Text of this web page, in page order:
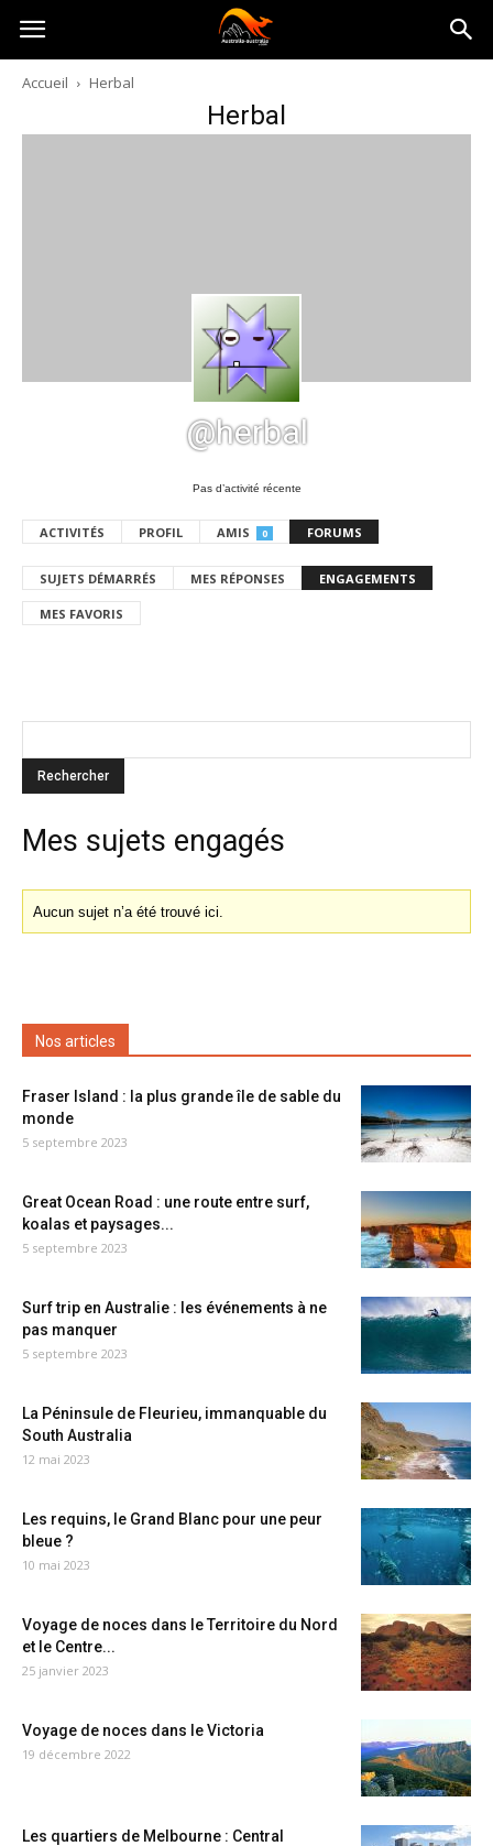
Australia-
australie.com
Accueil Herbal
Herbal
@herbal
Pas d’activité récente
ACTIVITÉS PROFIL AMIS 0 FORUMS
SUJETS DÉMARRÉS MES RÉPONSES ENGAGEMENTS
MES FAVORIS
Mes sujets engagés
Aucun sujet n’a été trouvé ici.
Nos articles
Fraser Island : la plus grande île de sable du
monde
5 septembre 2023
Great Ocean Road : une route entre surf,
koalas et paysages...
5 septembre 2023
Surf trip en Australie : les événements à ne
pas manquer
5 septembre 2023
La Péninsule de Fleurieu, immanquable du
South Australia
12 mai 2023
Les requins, le Grand Blanc pour une peur
bleue ?
10 mai 2023
Voyage de noces dans le Territoire du Nord
et le Centre...
25 janvier 2023
Voyage de noces dans le Victoria
19 décembre 2022
Les quartiers de Melbourne : Central